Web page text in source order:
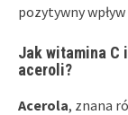
pozytywny
Jak witamina C i
aceroli?
Acerola, znana